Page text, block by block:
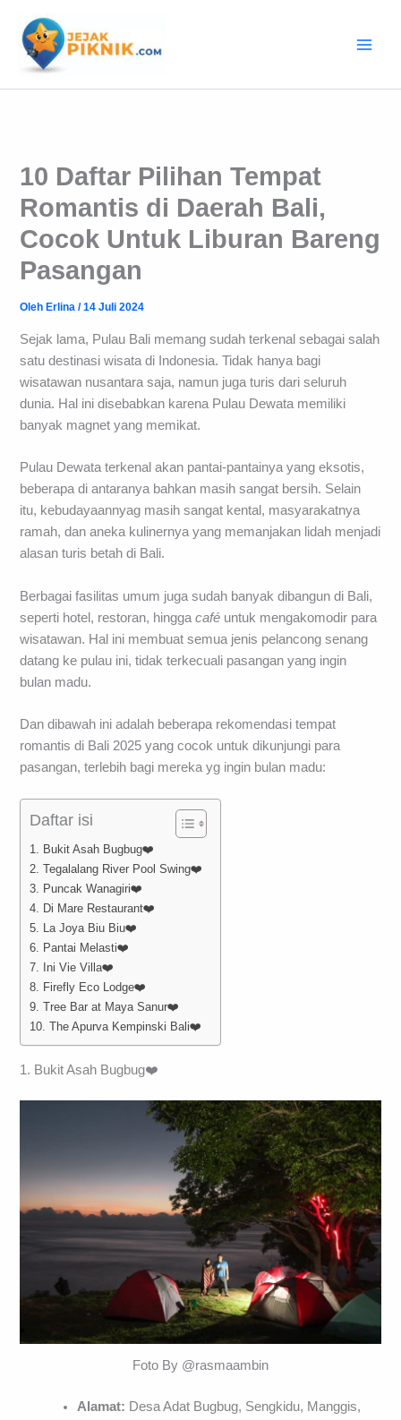
konten
10 Daftar Pilihan Tempat
Romantis di Daerah Bali,
Cocok Untuk Liburan Bareng
Pasangan
Oleh Erlina/14 Juli 2024
Sejak lama, Pulau Bali memang sudah terkenal sebagai salah
satu destinasi wisata di Indonesia. Tidak hanya bagi
wisatawan nusantara saja, namun juga turis dari seluruh
dunia. Hal ini disebabkan karena Pulau Dewata memiliki
banyak magnet yang memikat.
Pulau Dewata terkenal akan pantai-pantainya yang eksotis,
beberapa di antaranya bahkan masih sangat bersih. Selain
itu, kebudayaannyag masih sangat kental, masyarakatnya
ramah, dan aneka kulinernya yang memanjakan lidah menjadi
alasan turis betah di Bali.
Berbagai fasilitas umum juga sudah banyak dibangun di Bali,
seperti hotel, restoran, hinggacafé untuk mengakomodir para
wisatawan. Hal ini membuat semua jenis pelancong senang
datang ke pulau ini, tidak terkecuali pasangan yang ingin
bulan madu.
Dan dibawah ini adalah beberapa rekomendasi tempat
romantis di Bali 2025 yang cocok untuk dikunjungi para
pasangan, terlebih bagi mereka yg ingin bulan madu:
Daftar isi
1. Bukit Asah Bugbug❤️
2. Tegalalang River Pool Swing❤️
3. Puncak Wanagiri❤️
4. Di Mare Restaurant❤️
5. La Joya Biu Biu❤️
6. Pantai Melasti❤️
7. Ini Vie Villa❤️
8. Firefly Eco Lodge❤️
9. Tree Bar at Maya Sanur❤️
10. The Apurva Kempinski Bali❤️
1. Bukit Asah Bugbug❤️
Foto By @rasmaambin
Alamat: Desa Adat Bugbug, Sengkidu, Manggis,